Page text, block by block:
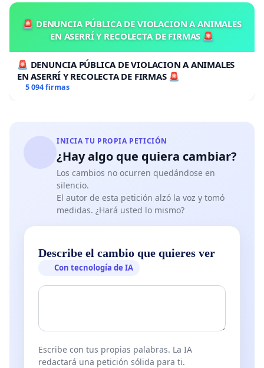
🚨 DENUNCIA PÚBLICA DE VIOLACION A ANIMALES
EN ASERRÍ Y RECOLECTA DE FIRMAS 🚨
🚨 DENUNCIA PÚBLICA DE VIOLACION A ANIMALES
EN ASERRÍ Y RECOLECTA DE FIRMAS 🚨
5 094 firmas
INICIA TU PROPIA PETICIÓN
¿Hay algo que quiera cambiar?
Los cambios no ocurren quedándose en
silencio.
El autor de esta petición alzó la voz y tomó
medidas. ¿Hará usted lo mismo?
Describe el cambio que quieres ver
Con tecnología de IA
Escribe con tus propias palabras. La IA
redactará una petición sólida para ti.